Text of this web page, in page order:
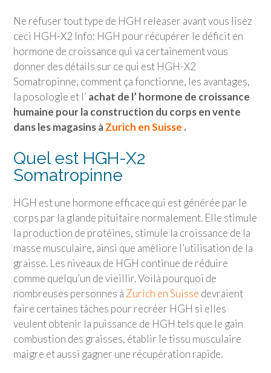
Ne refuser tout type de HGH releaser avant vous lisez
ceci HGH-X2 Info: HGH pour récupérer le déficit en
hormone de croissance qui va certainement vous
donner des détails sur ce qui est HGH-X2
Somatropinne, comment ça fonctionne, les avantages,
la posologie et l’ achat de l’ hormone de croissance
humaine pour la construction du corps en vente
dans les magasins àZurich en Suisse .
Quel est HGH-X2
Somatropinne
HGH est une hormone efficace qui est générée par le
corps par la glande pituitaire normalement. Elle stimule
la production de protéines, stimule la croissance de la
masse musculaire, ainsi que améliore l’utilisation de la
graisse. Les niveaux de HGH continue de réduire
comme quelqu’un de vieillir. Voilà pourquoi de
nombreuses personnes à Zurich en Suisse devraient
faire certaines tâches pour recréer HGH si elles
veulent obtenir la puissance de HGH tels que le gain
combustion des graisses, établir le tissu musculaire
maigre et aussi gagner une récupération rapide.